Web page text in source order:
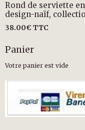
Rond de serviette
design-naïf,
38.00€ TTC
Panier
Votre panier est vide